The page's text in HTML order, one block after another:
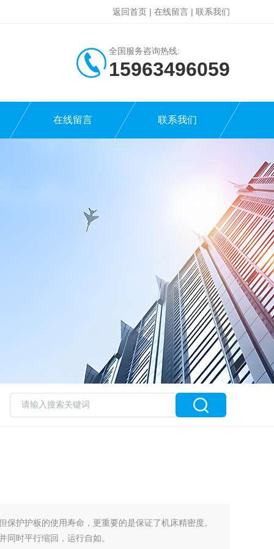
返回首页 | 在线留言 | 联系我们
全国服务咨询热线:
15963496059
在线留言 联系我们
保护护板的使用寿命，更重要的是保证了机床精密度。
同时平行缩回，运行自如。